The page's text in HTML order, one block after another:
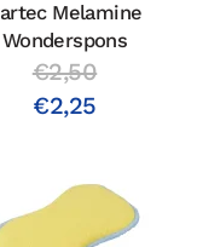
Melamine
Wonderspons
€2,50
€2,25